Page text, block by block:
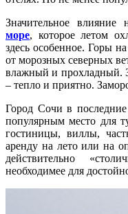
Значительное
море, которое летом
здесь особенное. Горы
от морозных северных
влажный и прохладный.
– тепло и приятно.
Город Сочи в
популярным место для
гостиницы, виллы,
аренду на лето или на
действительно
необходимее для